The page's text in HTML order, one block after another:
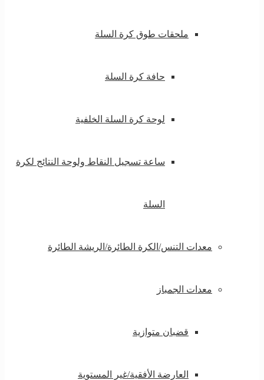
ملحقات طوق كرة السلة
حافة كرة السلة
لوحة كرة السلة الخلفية
ساعة تسجيل النقاط ولوحة النتائج لكرة
السلة
معدات التنس/الكرة الطائرة/الريشة الطائرة
معدات الجمباز
قضبان متوازية
العارضة الأفقية/غير المستوية